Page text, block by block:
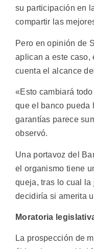
su participación en
compartir las
Pero en opinión de
aplican a este caso,
cuenta el alcance
«Esto cambiará
que el banco pueda
garantías parece
observó.
Una portavoz del
el organismo tiene
queja, tras lo cual
decidiría si amerita
Moratoria
La prospección de